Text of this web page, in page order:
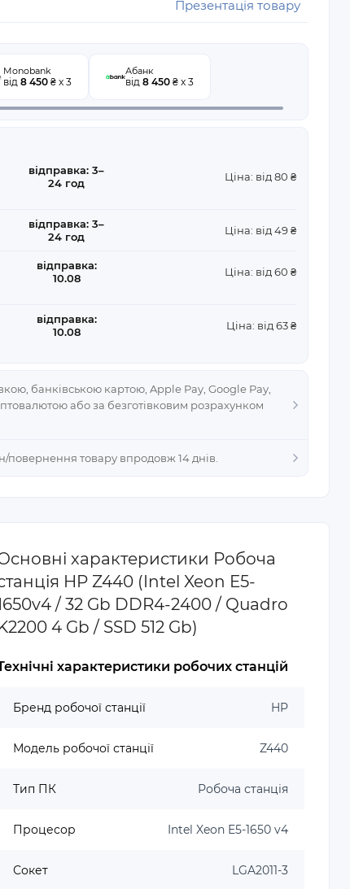
Презентація товару
банківською картою, Apple Pay, Google Pay,
або за безготівковим розрахунком
Monobank
від 8 450 ₴ x 3
Абанк
від 8 450 ₴ x 3
відправка: 3–
24 год
Ціна: від 80 ₴
відправка: 3–
24 год
Ціна: від 49 ₴
відправка:
10.08
Ціна: від 60 ₴
відправка:
10.08
Ціна: від 63 ₴
повернення товару впродовж 14 днів.
характеристики Робоча
HP Z440 (Intel Xeon E5-
/ 32 Gb DDR4-2400 / Quadro
4 Gb / SSD 512 Gb)
характеристики робочих станцій
Бренд робочої станції HP
Модель робочої станції Z440
Тип ПК Робоча станція
Процесор Intel Xeon E5-1650 v4
Сокет LGA2011-3